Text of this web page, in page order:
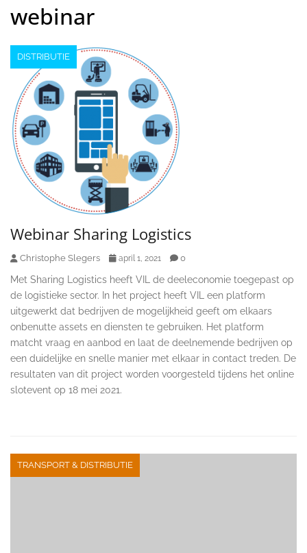
webinar
DISTRIBUTIE
Webinar Sharing Logistics
Christophe Slegers april 1, 2021 0
Met Sharing Logistics heeft VIL de deeleconomie toegepast op
de logistieke sector. In het project heeft VIL een platform
uitgewerkt dat bedrijven de mogelijkheid geeft om elkaars
onbenutte assets en diensten te gebruiken. Het platform
matcht vraag en aanbod en laat de deelnemende bedrijven op
een duidelijke en snelle manier met elkaar in contact treden. De
resultaten van dit project worden voorgesteld tijdens het online
slotevent op 18 mei 2021.
TRANSPORT & DISTRIBUTIE